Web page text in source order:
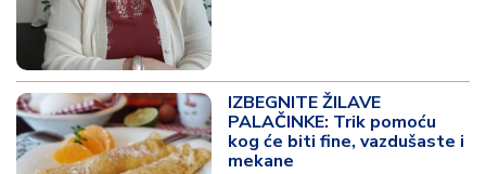
IZBEGNITE ŽILAVE
PALAČINKE: Trik pomoću
kog će biti fine, vazdušaste i
mekane